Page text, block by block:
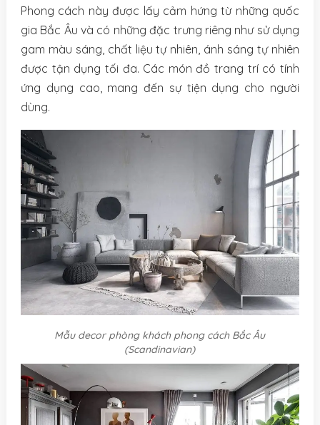
Phong cách này được lấy cảm hứng từ những quốc
gia Bắc Âu và có những đặc trưng riêng như sử dụng
gam màu sáng, chất liệu tự nhiên, ánh sáng tự nhiên
được tận dụng tối đa. Các món đồ trang trí có tính
ứng dụng cao, mang đến sự tiện dụng cho người
dùng.
Mẫu decor phòng khách phong cách Bắc Âu
(Scandinavian)